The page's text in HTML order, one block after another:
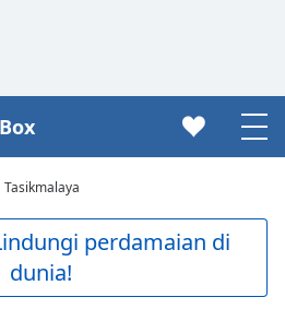
Tasikmalaya
perdamaian di
dunia!